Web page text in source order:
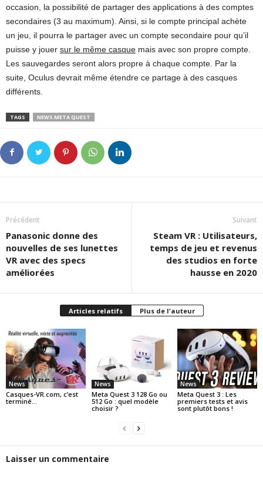
occasion, la possibilité de partager des applications à des comptes
secondaires (3 au maximum). Ainsi, si le compte principal achète
un jeu, il pourra le partager avec un compte secondaire pour qu’il
puisse y jouer sur le même casque mais avec son propre compte.
Les sauvegardes seront alors propre à chaque compte. Par la
suite, Oculus devrait même étendre ce partage à des casques
différents.
TAGS NEWS META QUEST
Précédent
Panasonic donne des
nouvelles de ses lunettes
VR avec des specs
améliorées
Suivant
Steam VR : Utilisateurs,
temps de jeu et revenus
des studios en forte
hausse en 2020
Articles relatifs Plus de l'auteur
News
Casques-VR.com, c’est
terminé…
News
Meta Quest 3 128 Go ou
512 Go : quel modèle
choisir ?
News
Meta Quest 3 : Les
premiers tests et avis
sont plutôt bons !
Laisser un commentaire